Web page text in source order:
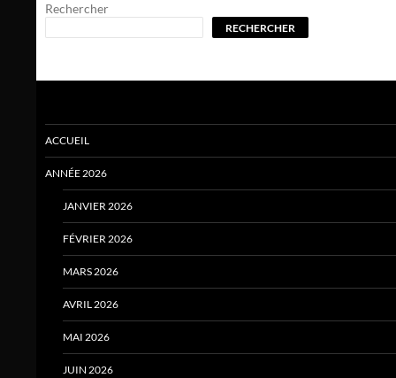
Rechercher
RECHERCHER
ACCUEIL
ANNÉE 2026
JANVIER 2026
FÉVRIER 2026
MARS 2026
AVRIL 2026
MAI 2026
JUIN 2026